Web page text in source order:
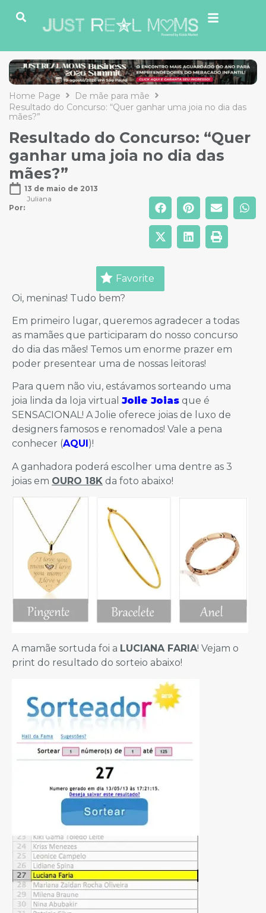
Home Page
De mãe para mãe
Resultado do Concurso: “Quer ganhar uma joia no dia das
mães?”
Resultado do Concurso: “Quer
ganhar uma joia no dia das
mães?”
13 de maio de 2013
Por:
Juliana
Favorite
Oi, meninas! Tudo bem?
Em primeiro lugar, queremos agradecer a todas
as mamães que participaram do nosso concurso
do dia das mães! Temos um enorme prazer em
poder presentear uma de nossas leitoras!
Para quem não viu, estávamos sorteando uma
joia linda da loja virtual Jolie Joias que é
SENSACIONAL! A Jolie oferece joias de luxo de
designers famosos e renomados! Vale a pena
conhecer (AQUI )!
A ganhadora poderá escolher uma dentre as 3
joias em OURO 18K da foto abaixo!
A mamãe sortuda foi a LUCIANA FARIA! Vejam o
print do resultado do sorteio abaixo!